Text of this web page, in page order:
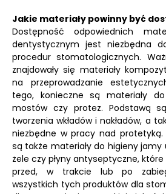
Jakie materiały powinny być
Dostępność odpowiednich
dentystycznym jest niezbędna
procedur stomatologicznych.
znajdowały się materiały
na przeprowadzanie
tego, konieczne są materiały
mostów czy protez. Podstawą
tworzenia wkładów i nakładów, a
niezbędne w pracy nad
są także materiały do higieny
żele czy płyny antyseptyczne,
przed, w trakcie lub po
wszystkich tych produktów dla